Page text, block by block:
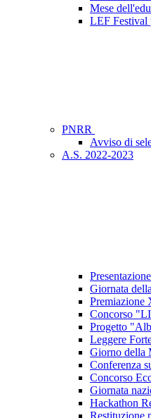
Mese
LEF Festival
PNRR
Avviso di
A.S. 2022-2023
Giornata
Premiazione
Concorso
Progetto
Leggere
Giorno della
Conferenza
Concorso
Giornata
Hackathon